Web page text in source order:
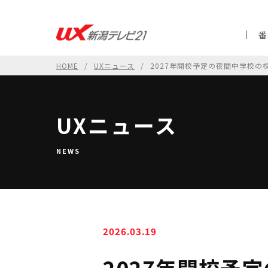
HOME UXニュース 2027年開校予定の夜間中学校の
UXニュース
NEWS
2026.03.19